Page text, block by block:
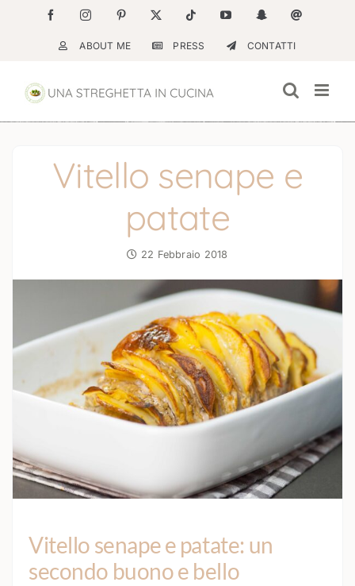
contenuto
FacebookInstagramPinterest Tiktok YouTubeSnapchatEmail
ABOUT ME PRESS CONTATTI
Vitello senape e
patate
22 Febbraio 2018
Vitello senape e patate: un
secondo buono e bello